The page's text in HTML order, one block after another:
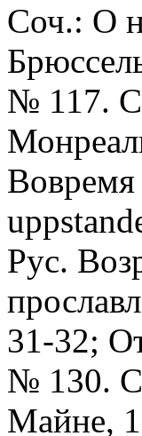
Соч.: О
№ 117.
Вовремя
Рус.
31-32;
№ 130.
Майне,